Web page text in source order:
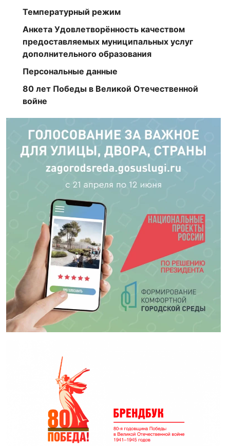
Температурный режим
Анкета Удовлетворённость качеством
предоставляемых муниципальных услуг
дополнительного образования
Персональные данные
80 лет Победы в Великой Отечественной
войне